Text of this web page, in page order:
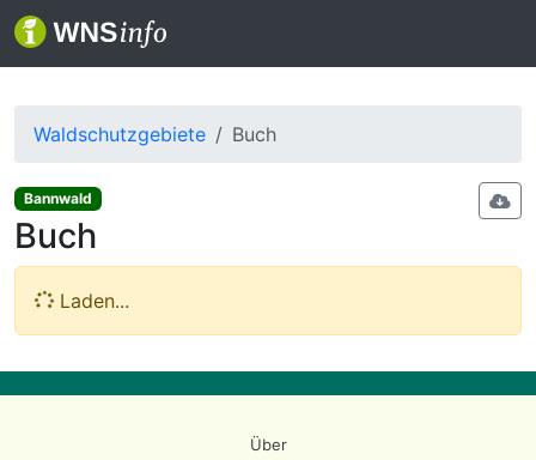
Waldschutzgebiete Buch
Bannwald
Buch
Laden...
Über